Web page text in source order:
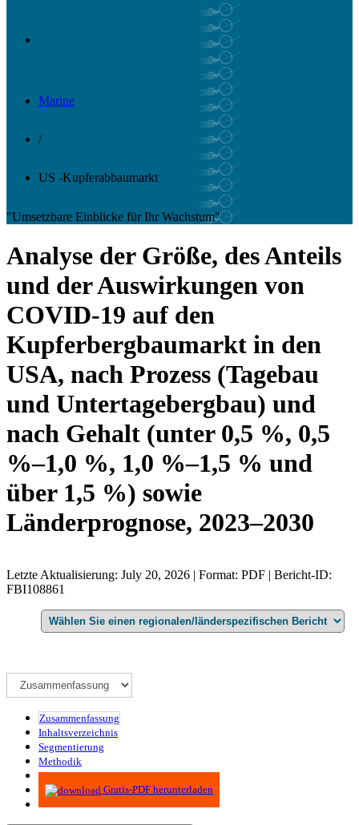
Marine
/
US -Kupferabbaumarkt
"Umsetzbare Einblicke für Ihr Wachstum"
Analyse der Größe, des Anteils
und der Auswirkungen von
COVID-19 auf den
Kupferbergbaumarkt in den
USA, nach Prozess (Tagebau
und Untertagebergbau) und
nach Gehalt (unter 0,5 %, 0,5
%–1,0 %, 1,0 %–1,5 % und
über 1,5 %) sowie
Länderprognose, 2023–2030
Letzte Aktualisierung: July 20, 2026 | Format: PDF | Bericht-ID:
FBI108861
Zusammenfassung
Inhaltsverzeichnis
Segmentierung
Methodik
Infografiken
Gratis-PDF herunterladen